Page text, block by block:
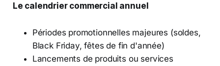
Le calendrier commercial annuel
Périodes promotionnelles majeures (soldes,
Black Friday, fêtes de fin d'année)
Lancements de produits ou services